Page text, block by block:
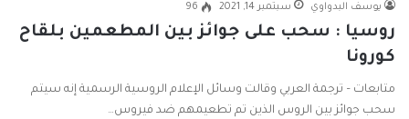
يوسف البدواوي سبتمبر 14, 2021 96
روسيا : سحب على جوائز بين المطعمين بلقاح
كورونا
متابعات – ترجمة العربي وقالت وسائل الإعلام الروسية الرسمية إنه سيتم
سحب جوائز بين الروس الذين تم تطعيمهم ضد فيروس…